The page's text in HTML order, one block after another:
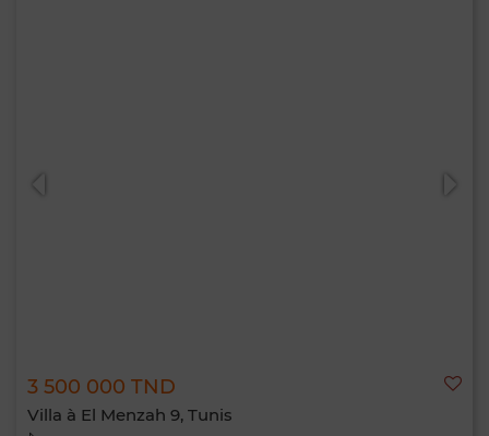
3 500 000 TND
Villa à El Menzah 9, Tunis